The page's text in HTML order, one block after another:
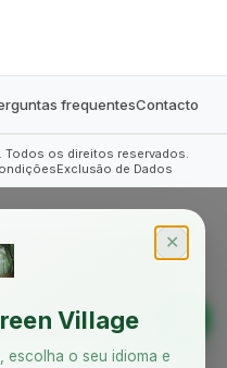
frequentesContacto
Todos os direitos reservados.
Exclusão de Dados
✕
Village
escolha o seu idioma e